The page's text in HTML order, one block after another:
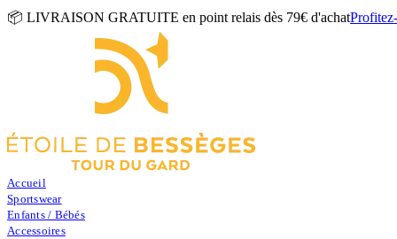
📦 LIVRAISON GRATUITE en point relais dès 79€ d'achat
Accueil
Sportswear
Enfants / Bébés
Accessoires